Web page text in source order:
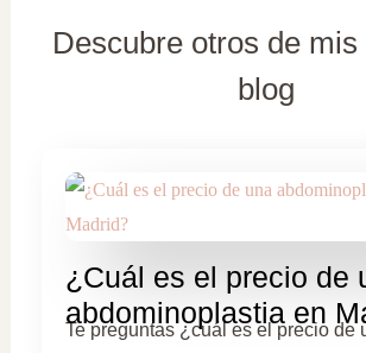
Descubre otros de
blog
¿Cuál es el precio de
abdominoplastia en
Te preguntas ¿cuál es el precio de